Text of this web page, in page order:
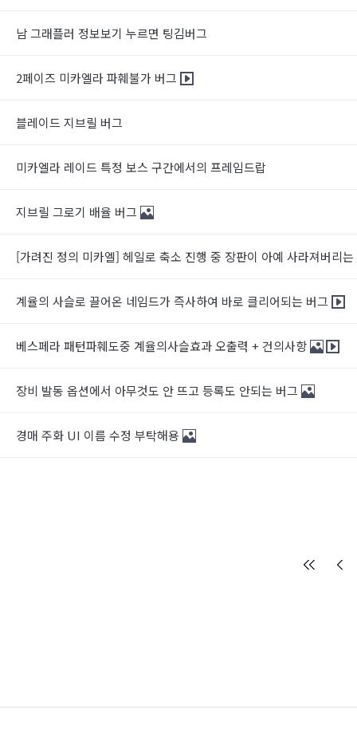
남 그래플러 정보보기 누르면 팅김버그
2페이즈 미카엘라 파훼불가 버그
블레이드 지브릴 버그
미카엘라 레이드 특정 보스 구간에서의 프레임드랍
지브릴 그로기 배율 버그
[가려진 정의 미카엘] 헤일로 축소 진행 중 장판이 아예 사라져버리
계율의 사슬로 끌어온 네임드가 즉사하여 바로 클리어되는 버그
베스페라 패턴파훼도중 계율의사슬효과 오출력 + 건의사항
장비 발동 옵션에서 아무것도 안 뜨고 등록도 안되는 버그
경매 주화 UI 이름 수정 부탁해용